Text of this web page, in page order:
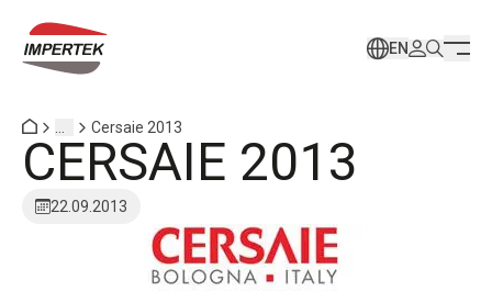
EN
Cersaie 2013
CERSAIE 2013
22.09.2013